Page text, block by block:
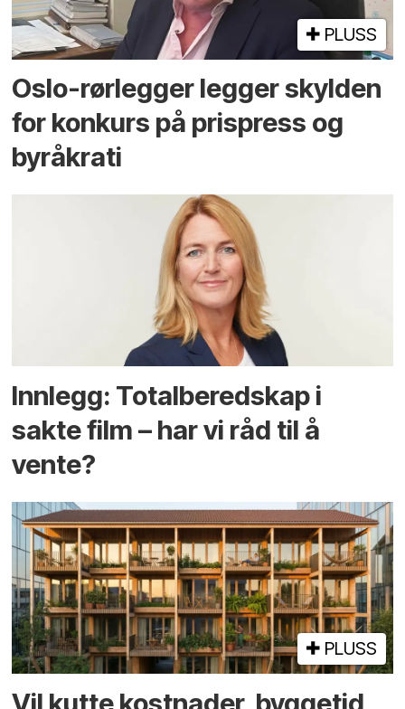
PLUSS
Oslo-rørlegger legger skylden
for konkurs på prispress og
byråkrati
Innlegg: Totalberedskap i
sakte film – har vi råd til å
vente?
PLUSS
Vil kutte kostnader, byggetid